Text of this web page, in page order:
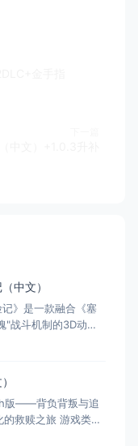
中文）
记》是一款融合《塞
"战斗机制的3D动作
家维可，在奇幻世
。Steam玩家评
，以创意谜题与扎
版——背负背叛与追
的救赎之旅 游戏类
称潜行暗杀 × 动作